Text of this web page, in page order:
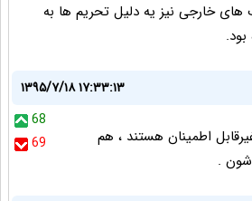
های خارجی نیز یه دلیل تحریم ها به
۱۳۹۵/۷/۱۸ ۱۷:۳۳:۱۳
68
69
اطمینان هستند ، هم
.